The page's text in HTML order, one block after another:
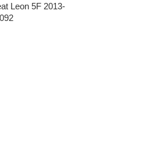
Leon 5F 2013-